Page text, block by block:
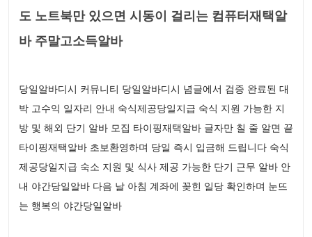
도 노트북만 있으면 시동이 걸리는 컴퓨터재택알
바 주말고소득알바
당일알바디시 커뮤니티 당일알바디시 념글에서 검증 완료된 대
박 고수익 일자리 안내 숙식제공당일지급 숙식 지원 가능한 지
방 및 해외 단기 알바 모집 타이핑재택알바 글자만 칠 줄 알면 끝
타이핑재택알바 초보환영하며 당일 즉시 입금해 드립니다 숙식
제공당일지급 숙소 지원 및 식사 제공 가능한 단기 근무 알바 안
내 야간당일알바 다음 날 아침 계좌에 꽂힌 일당 확인하며 눈뜨
는 행복의 야간당일알바